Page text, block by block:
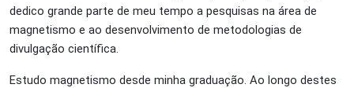
dedico grande parte de meu tempo a pesquisas na área de
magnetismo e ao desenvolvimento de metodologias de
divulgação científica.
Estudo magnetismo desde minha graduação. Ao longo destes